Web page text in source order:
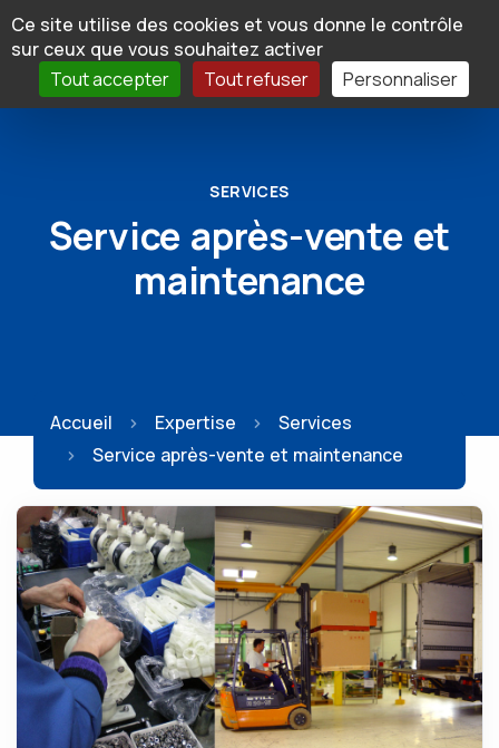
Panneau de gestion des cookies
Ce site utilise des cookies et vous donne le contrôle
sur ceux que vous souhaitez activer
Tout accepter
Tout refuser Personnaliser
SERVICES
Service après-vente et
maintenance
Accueil Expertise
Services
Service après-vente et maintenance